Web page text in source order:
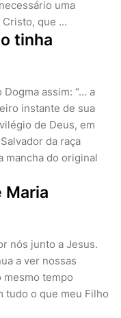
uma
que ...
tinha
Dogma assim: “… a
instante de sua
de Deus, em
da raça
mancha do original
Maria
nós junto a Jesus.
a ver nossas
mesmo tempo
tudo o que meu Filho